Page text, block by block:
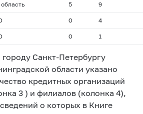
5 9
0 4
0 1
городу Санкт-Петербургу
области указано
кредитных организаций
3 ) и филиалов (колонка 4),
о которых в Книге